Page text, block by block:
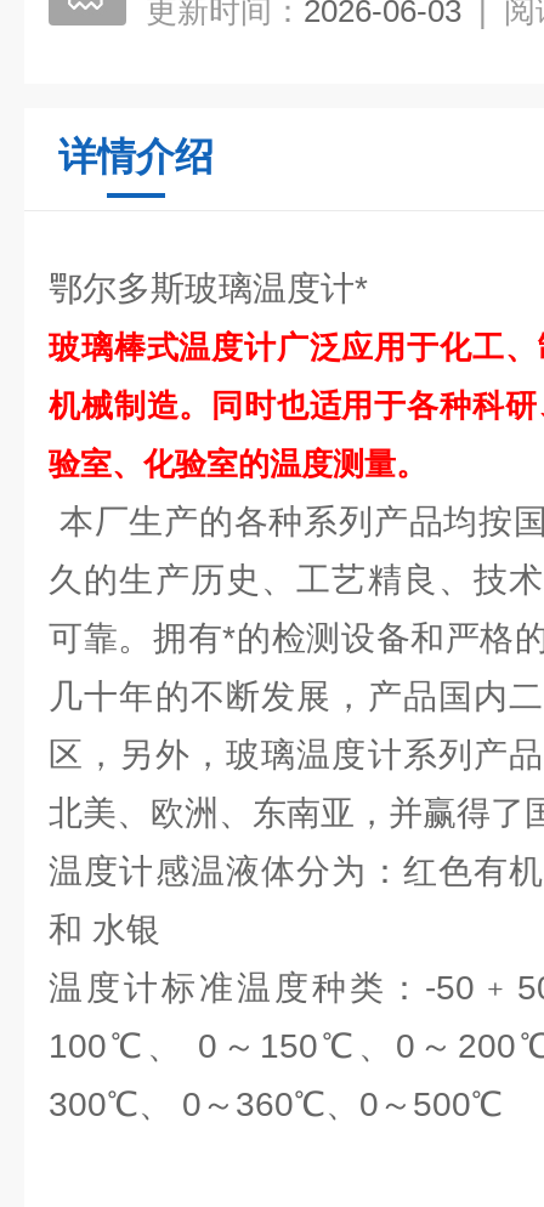
更新时间： 2026-06-03 | 阅
详情介绍
鄂尔多斯玻璃温度计*
玻璃棒式温度计广泛应用于化工
机械制造。同时也适用于各种科
验室、化验室的温度测量。
本厂生产的各种系列产品均按
久的生产历史、工艺精良、技
可靠。拥有*的检测设备和严格
几十年的不断发展，产品国内
区，另外，玻璃温度计系列产
北美、欧洲、东南亚，并赢得了
温度计感温液体分为：红色有
和 水银
温度计标准温度种类：-
100℃、 0～150℃、0～
300℃、 0～360℃、0～500℃